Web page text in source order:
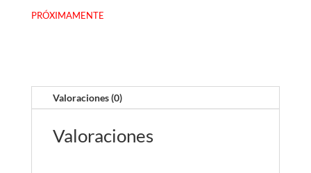
PRÓXIMAMENTE
Valoraciones (0)
Valoraciones